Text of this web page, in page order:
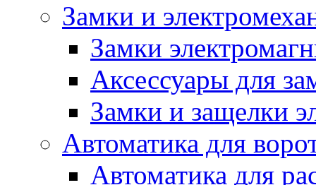
Замки и
Замки
Аксессуары для
Замки и защелки
Автоматика для
Автоматика для